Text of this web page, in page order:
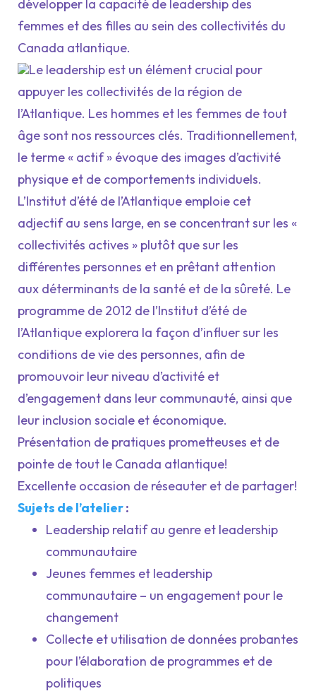
développer la capacité de leadership des
femmes et des filles au sein des collectivités du
Canada atlantique.
Le leadership est un élément crucial pour
appuyer les collectivités de la région de
l’Atlantique. Les hommes et les femmes de tout
âge sont nos ressources clés. Traditionnellement,
le terme « actif » évoque des images d’activité
physique et de comportements individuels.
L’Institut d’été de l’Atlantique emploie cet
adjectif au sens large, en se concentrant sur les «
collectivités actives » plutôt que sur les
différentes personnes et en prêtant attention
aux déterminants de la santé et de la sûreté. Le
programme de 2012 de l’Institut d’été de
l’Atlantique explorera la façon d’influer sur les
conditions de vie des personnes, afin de
promouvoir leur niveau d’activité et
d’engagement dans leur communauté, ainsi que
leur inclusion sociale et économique.
Présentation de pratiques prometteuses et de
pointe de tout le Canada atlantique!
Excellente occasion de réseauter et de partager!
Sujets de l’atelier:
Leadership relatif au genre et leadership
communautaire
Jeunes femmes et leadership
communautaire – un engagement pour le
changement
Collecte et utilisation de données probantes
pour l’élaboration de programmes et de
politiques